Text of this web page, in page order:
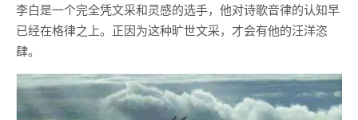
李白是一个完全凭文采和灵感的选手，他对诗歌音律的认知早
已经在格律之上。正因为这种旷世文采，才会有他的汪洋恣
肆。